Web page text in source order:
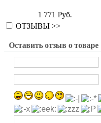
1 771 Руб.
ОТЗЫВЫ >>
Оставить отзыв о товаре